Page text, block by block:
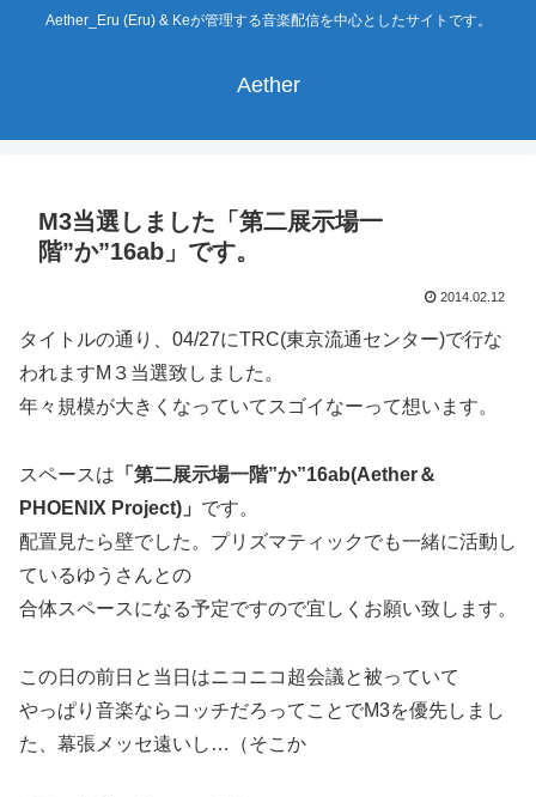
Aether_Eru (Eru) & Keが管理する音楽配信を中心としたサイトです。
Aether
M3当選しました「第二展示場一
階”か”16ab」です。
2014.02.12
タイトルの通り、04/27にTRC(東京流通センター)で行な
われますM３当選致しました。
年々規模が大きくなっていてスゴイなーって想います。
スペースは 「第二展示場一階”か”16ab(Aether＆
PHOENIX Project)」 です。
配置見たら壁でした。プリズマティックでも一緒に活動し
ているゆうさんとの
合体スペースになる予定ですので宜しくお願い致します。
この日の前日と当日はニコニコ超会議と被っていて
やっぱり音楽ならコッチだろってことでM3を優先しまし
た、幕張メッセ遠いし…（そこか